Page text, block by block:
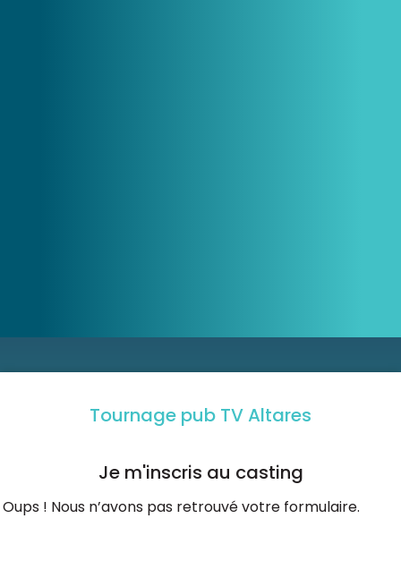
Tournage pub TV Altares
Je m'inscris au casting
Oups ! Nous n’avons pas retrouvé votre formulaire.